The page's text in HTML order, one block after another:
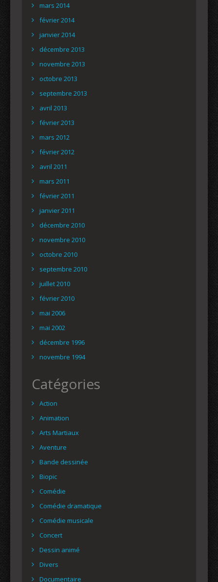
mars 2014
février 2014
janvier 2014
décembre 2013
novembre 2013
octobre 2013
septembre 2013
avril 2013
février 2013
mars 2012
février 2012
avril 2011
mars 2011
février 2011
janvier 2011
décembre 2010
novembre 2010
octobre 2010
septembre 2010
juillet 2010
février 2010
mai 2006
mai 2002
décembre 1996
novembre 1994
Catégories
Action
Animation
Arts Martiaux
Aventure
Bande dessinée
Biopic
Comédie
Comédie dramatique
Comédie musicale
Concert
Dessin animé
Divers
Documentaire